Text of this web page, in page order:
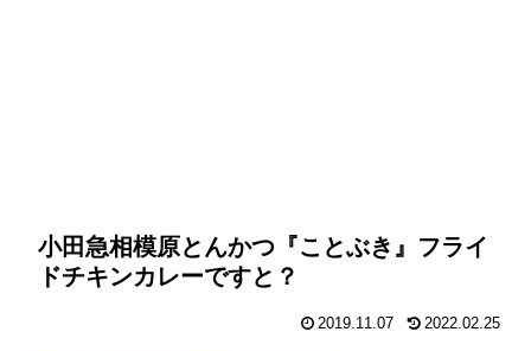
小田急相模原とんかつ『ことぶき』フライ
ドチキンカレーですと？
2019.11.07 2022.02.25